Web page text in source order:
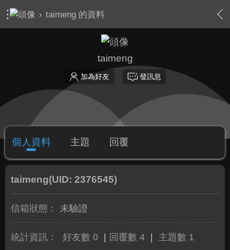
› taimeng 的資料
taimeng
加為好友 發訊息
個人資料 主題 回覆
taimeng(UID: 2376545)
信箱狀態： 未驗證
統計資訊： 好友數 0 回覆數 4 主題數 1